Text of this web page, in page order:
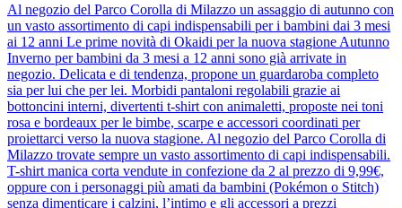
Al negozio del Parco Corolla di Milazzo un assaggio di autunno con
un vasto assortimento di capi indispensabili per i bambini dai 3 mesi
ai 12 anni Le prime novità di Okaidi per la nuova stagione Autunno
Inverno per bambini da 3 mesi a 12 anni sono già arrivate in
negozio. Delicata e di tendenza, propone un guardaroba completo
sia per lui che per lei. Morbidi pantaloni regolabili grazie ai
bottoncini interni, divertenti t-shirt con animaletti, proposte nei toni
rosa e bordeaux per le bimbe, scarpe e accessori coordinati per
proiettarci verso la nuova stagione. Al negozio del Parco Corolla di
Milazzo trovate sempre un vasto assortimento di capi indispensabili.
T-shirt manica corta vendute in confezione da 2 al prezzo di 9,99€,
oppure con i personaggi più amati da bambini (Pokémon o Stitch)
senza dimenticare i calzini, l’intimo e gli accessori a prezzi